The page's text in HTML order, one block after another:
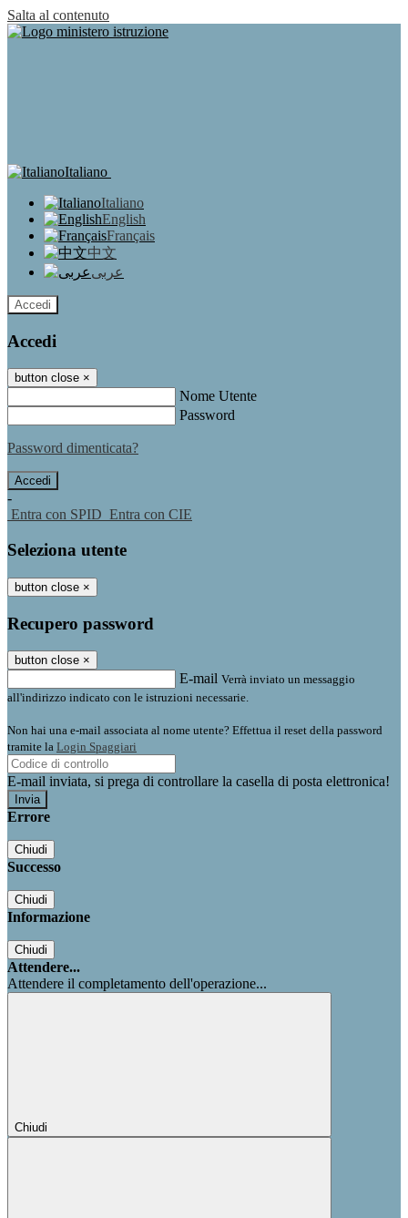
Salta al contenuto
Italiano
Italiano
English
Français
中文
عربى
Accedi
Accedi
button close ×
Nome Utente
Password
Password dimenticata?
-
Entra con SPID Entra con CIE
Seleziona utente
button close ×
Recupero password
button close ×
E-mail Verrà inviato un messaggio
all'indirizzo indicato con le istruzioni necessarie.
Non hai una e-mail associata al nome utente? Effettua il reset della password
tramite la Login Spaggiari
E-mail inviata, si prega di controllare la casella di posta elettronica!
Errore
Chiudi
Successo
Chiudi
Informazione
Chiudi
Attendere...
Attendere il completamento dell'operazione...
Chiudi